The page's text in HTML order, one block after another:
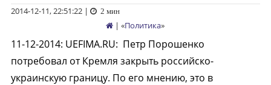
2014-12-11, 22:51:22| 2 мин
| «Политика»
11-12-2014: UEFIMA.RU: Петр Порошенко
потребовал от Кремля закрыть российско-
украинскую границу. По его мнению, это в